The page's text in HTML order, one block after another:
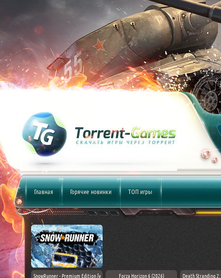
Главная Горячие новинки ТОП игры
Flag
SnowRunner - Premium Edition [v
Forza Horizon 6 (2026) Death Stranding